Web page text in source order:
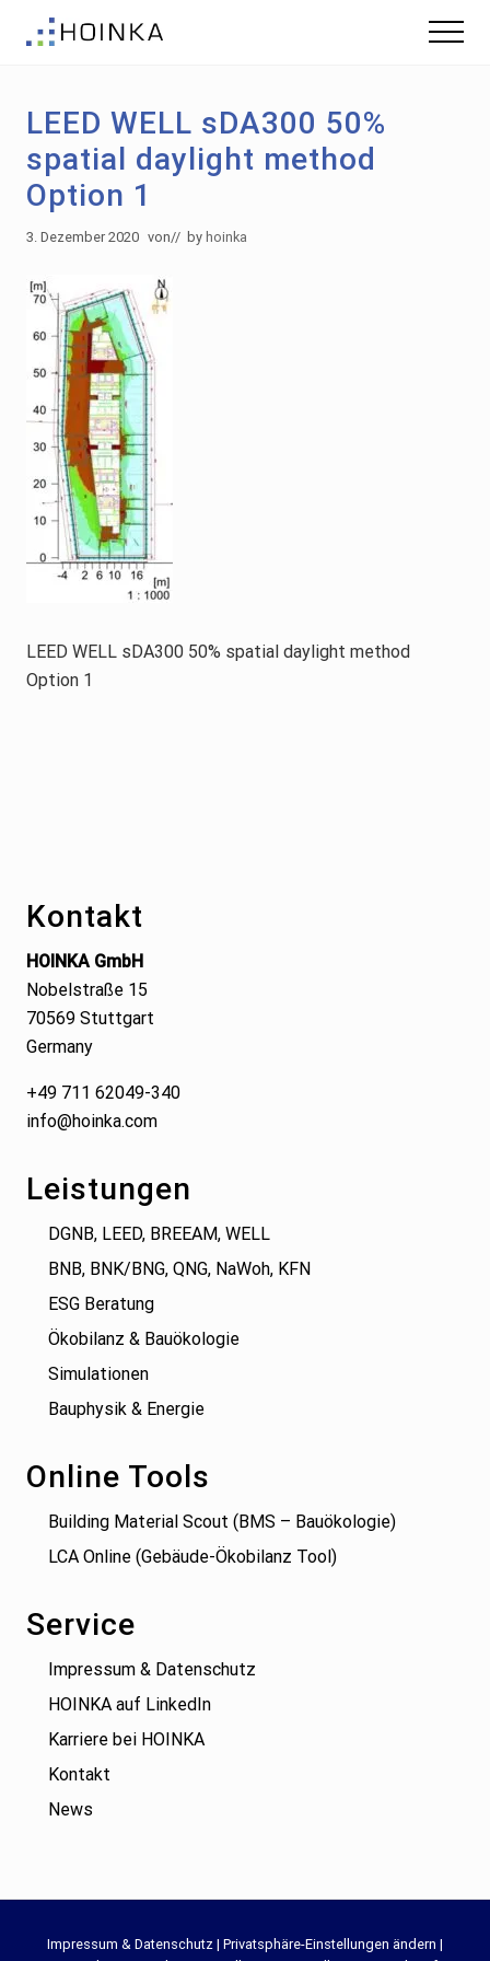
Fußzeile
Green
Building
Menu
LEED WELL sDA300 50%
spatial daylight method
Option 1
3. Dezember 2020 von// by hoinka
LEED WELL sDA300 50% spatial daylight method
Option 1
Kontakt
HOINKA GmbH
Nobelstraße 15
70569 Stuttgart
Germany
+49 711 62049-340
info@hoinka.com
Leistungen
DGNB, LEED, BREEAM, WELL
BNB, BNK/BNG, QNG, NaWoh, KFN
ESG Beratung
Ökobilanz & Bauökologie
Simulationen
Bauphysik & Energie
Online Tools
Building Material Scout (BMS – Bauökologie)
LCA Online (Gebäude-Ökobilanz Tool)
Service
Impressum & Datenschutz
HOINKA auf LinkedIn
Karriere bei HOINKA
Kontakt
News
Site
Impressum & Datenschutz | Privatsphäre-Einstellungen ändern |